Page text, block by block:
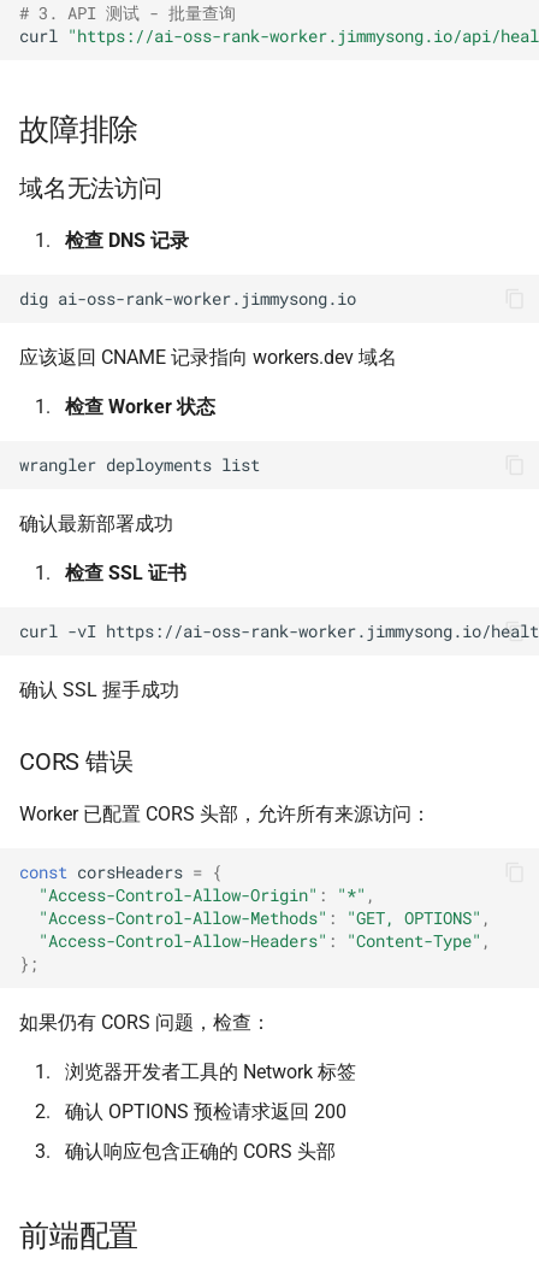
# 3. API 测试 - 批量查询
curl
"https://ai-oss-rank-worker.jimmysong.io/api/
故障排除
域名无法访问
检查 DNS 记录
dig
应该返回 CNAME 记录指向 workers.dev 域名
检查 Worker 状态
wrangler deployments
确认最新部署成功
检查 SSL 证书
curl -vI
确认 SSL 握手成功
CORS 错误
Worker 已配置 CORS 头部，允许所有来源访问：
const corsHeaders = {
"Access-Control-Allow-Origin" : "*" ,
"Access-Control-Allow-Methods" : "GET, OPTIONS" ,
"Access-Control-Allow-Headers" : "Content-Type" ,
};
如果仍有 CORS 问题，检查：
浏览器开发者工具的 Network 标签
确认 OPTIONS 预检请求返回 200
确认响应包含正确的 CORS 头部
前端配置